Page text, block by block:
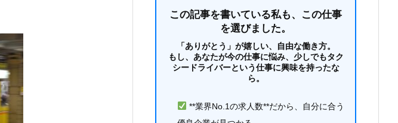
この記事を書いている私も、この仕事
を選びました。
「ありがとう」が嬉しい、自由な働き方。
もし、あなたが今の仕事に悩み、少しでもタク
シードライバーという仕事に興味を持ったな
ら。
**業界No.1の求人数**だから、自分に合う